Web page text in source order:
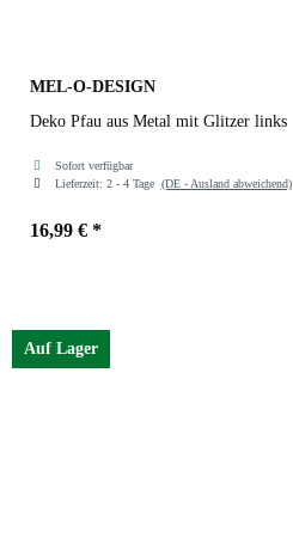
MEL-O-DESIGN
Deko Pfau aus Metal mit Glitzer links
Sofort verfügbar
Lieferzeit: 2 - 4 Tage (DE - Ausland abweichend)
16,99 € *
Auf Lager